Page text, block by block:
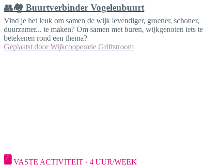
👥🏘️ Buurtverbinder Vogelenbuurt
Vind je het leuk om samen de wijk levendiger, groener, schoner,
duurzamer... te maken? Om samen met buren, wijkgenoten iets te
betekenen rond een thema?
Geplaatst door Wijkcooperatie Griftstroom
VASTE ACTIVITEIT · 4 UUR/WEEK